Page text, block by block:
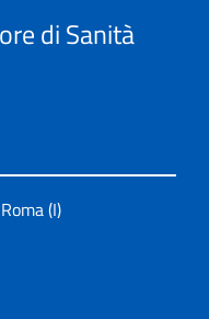
di Sanità
(I)